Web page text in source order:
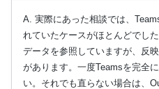
A. 実際にあった相談では、
れていたケースがほとんどでし
データを参照していますが、反
があります。一度Teamsを完全
い。それでも直らない場合は、